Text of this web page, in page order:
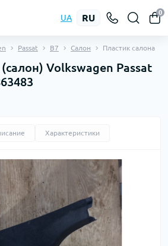
UA RU
0
Passat B7 Салон Пластик салона
Volkswagen Passat
Характеристики